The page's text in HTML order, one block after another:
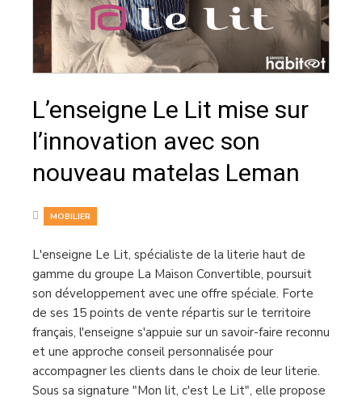
L’enseigne Le Lit mise sur
l’innovation avec son
nouveau matelas Leman
MOBILIER
L'enseigne Le Lit, spécialiste de la literie haut de
gamme du groupe La Maison Convertible, poursuit
son développement avec une offre spéciale. Forte
de ses 15 points de vente répartis sur le territoire
français, l'enseigne s'appuie sur un savoir-faire reconnu
et une approche conseil personnalisée pour
accompagner les clients dans le choix de leur literie.
Sous sa signature "Mon lit, c'est Le Lit", elle propose